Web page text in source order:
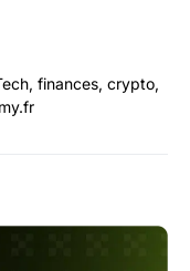
finances, crypto,